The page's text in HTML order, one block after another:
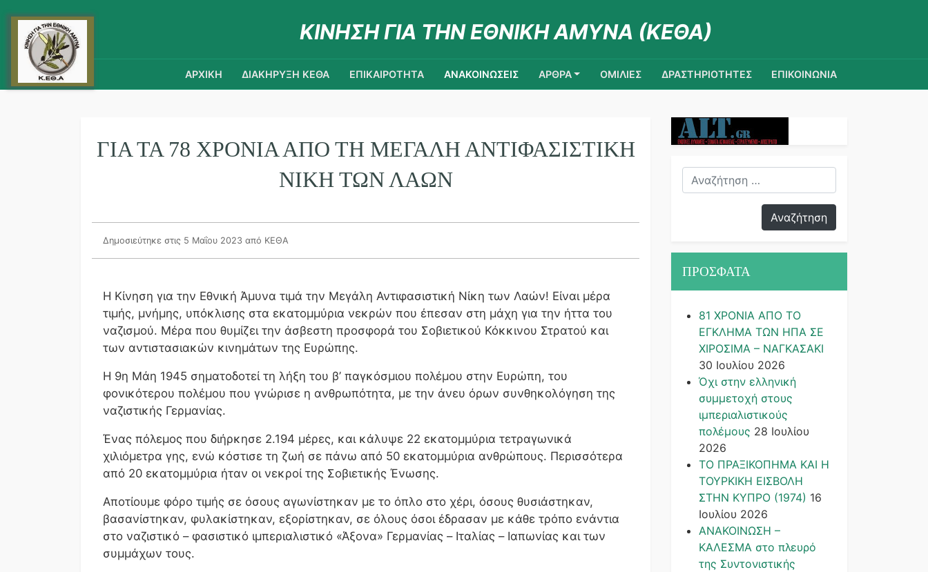
ΚΙΝΗΣΗ ΓΙΑ ΤΗΝ ΕΘΝΙΚΗ ΑΜΥΝΑ (ΚΕΘΑ)
ΑΡΧΙΚΗ ΔΙΑΚΗΡΥΞΗ ΚΕΘΑ ΕΠΙΚΑΙΡΟΤΗΤΑ ΑΝΑΚΟΙΝΩΣΕΙΣ ΑΡΘΡΑ ΟΜΙΛΙΕΣ ΔΡΑΣΤΗΡΙΟΤΗΤΕΣ ΕΠΙΚΟΙΝΩΝΙΑ
ΓΙΑ ΤΑ 78 ΧΡΟΝΙΑ ΑΠΟ ΤΗ ΜΕΓΑΛΗ ΑΝΤΙΦΑΣΙΣΤΙΚΗ
ΝΙΚΗ ΤΩΝ ΛΑΩΝ
Δημοσιεύτηκε στις 5 Μαΐου 2023 από ΚΕΘΑ
Η Κίνηση για την Εθνική Άμυνα τιμά την Μεγάλη Αντιφασιστική Νίκη των Λαών! Είναι μέρα
τιμής, μνήμης, υπόκλισης στα εκατομμύρια νεκρών που έπεσαν στη μάχη για την ήττα του
ναζισμού. Μέρα που θυμίζει την άσβεστη προσφορά του Σοβιετικού Κόκκινου Στρατού και
των αντιστασιακών κινημάτων της Ευρώπης.
Η 9η Μάη 1945 σηματοδοτεί τη λήξη του β’ παγκόσμιου πολέμου στην Ευρώπη, του
φονικότερου πολέμου που γνώρισε η ανθρωπότητα, με την άνευ όρων συνθηκολόγηση της
ναζιστικής Γερμανίας.
Ένας πόλεμος που διήρκησε 2.194 μέρες, και κάλυψε 22 εκατομμύρια τετραγωνικά
χιλιόμετρα γης, ενώ κόστισε τη ζωή σε πάνω από 50 εκατομμύρια ανθρώπους. Περισσότερα
από 20 εκατομμύρια ήταν οι νεκροί της Σοβιετικής Ένωσης.
Aποτίουμε φόρο τιμής σε όσους αγωνίστηκαν με το όπλο στο χέρι, όσους θυσιάστηκαν,
βασανίστηκαν, φυλακίστηκαν, εξορίστηκαν, σε όλους όσοι έδρασαν με κάθε τρόπο ενάντια
στο ναζιστικό – φασιστικό ιμπεριαλιστικό «Άξονα» Γερμανίας – Ιταλίας – Ιαπωνίας και των
συμμάχων τους.
ΠΡΟΣΦΑΤΑ
81 ΧΡΟΝΙΑ ΑΠΟ ΤΟ
ΕΓΚΛΗΜΑ ΤΩΝ ΗΠΑ ΣΕ
ΧΙΡΟΣΙΜΑ – ΝΑΓΚΑΣΑΚΙ
30 Ιουλίου 2026
Όχι στην ελληνική
συμμετοχή στους
ιμπεριαλιστικούς
πολέμους 28 Ιουλίου
2026
ΤΟ ΠΡΑΞΙΚΟΠΗΜΑ ΚΑΙ H
ΤΟΥΡΚΙΚΗ ΕΙΣΒΟΛΗ
ΣΤΗΝ ΚΥΠΡΟ (1974) 16
Ιουλίου 2026
ΑΝΑΚΟΙΝΩΣΗ –
ΚΑΛΕΣΜΑ στο πλευρό
της Συντονιστικής